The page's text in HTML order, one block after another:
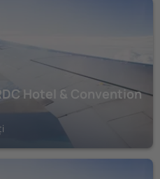
Hotel & Convention